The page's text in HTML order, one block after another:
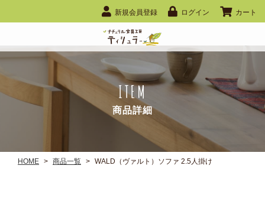
ITEM
商品詳細
新規会員登録 ログイン カート
HOME > 商品一覧 > WALD（ヴァルト）ソファ 2.5人掛け